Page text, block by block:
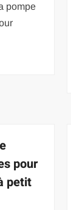
pompe
pour
petit